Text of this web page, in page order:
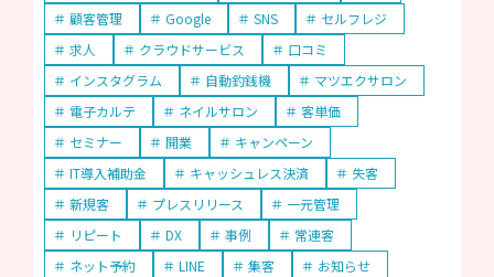
顧客管理
Google SNS
セルフレジ
求人
クラウドサービス
口コミ
インスタグラム
自動釣銭機
マツエクサロン
電子カルテ
ネイルサロン
客単価
セミナー
開業
キャンペーン
IT導入補助金
キャッシュレス決済
失客
新規客
プレスリリース
一元管理
リピート
DX 事例
常連客
ネット予約
LINE 集客
お知らせ